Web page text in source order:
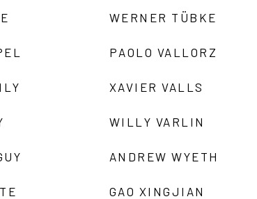
WERNER TÜBKE
PAOLO VALLORZ
XAVIER VALLS
WILLY VARLIN
ANDREW WYETH
GAO XINGJIAN